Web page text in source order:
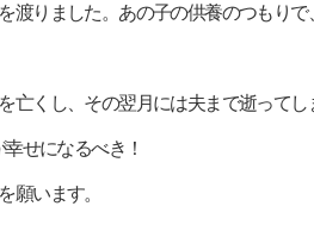
りました。あの子の供養のつもり
亡くし、その翌月には夫まで逝って
せになるべき！
願います。